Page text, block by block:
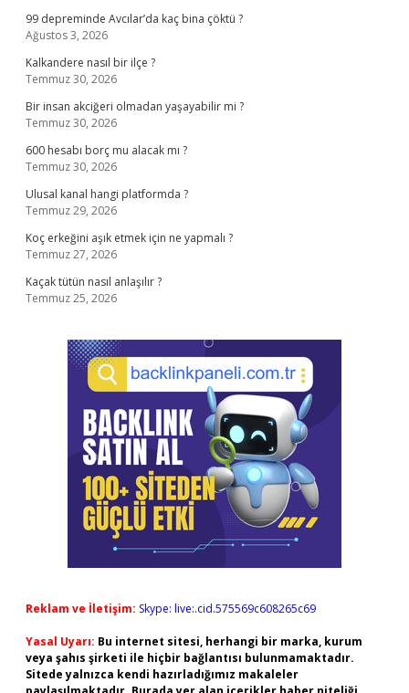
99 depreminde Avcılar’da kaç bina çöktü ?
Ağustos 3, 2026
Kalkandere nasıl bir ilçe ?
Temmuz 30, 2026
Bir insan akciğeri olmadan yaşayabilir mi ?
Temmuz 30, 2026
600 hesabı borç mu alacak mı ?
Temmuz 30, 2026
Ulusal kanal hangi platformda ?
Temmuz 29, 2026
Koç erkeğini aşık etmek için ne yapmalı ?
Temmuz 27, 2026
Kaçak tütün nasıl anlaşılır ?
Temmuz 25, 2026
Reklam ve İletişim: Skype: live:.cid.575569c608265c69
Yasal Uyarı: Bu internet sitesi, herhangi bir marka, kurum
veya şahıs şirketi ile hiçbir bağlantısı bulunmamaktadır.
Sitede yalnızca kendi hazırladığımız makaleler